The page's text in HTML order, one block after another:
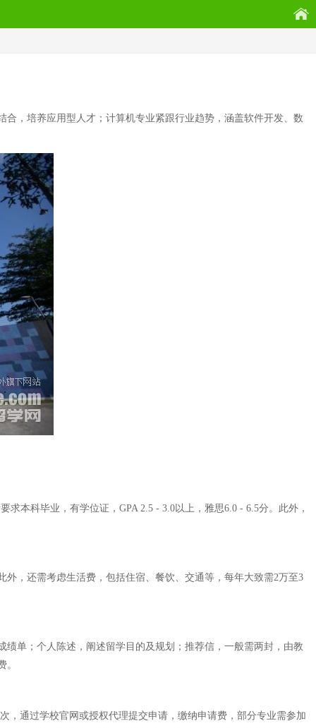
，培养应用型人才；计算机专业紧跟行业趋势，涵盖软件开发、数
本科毕业，有学位证，GPA 2.5 - 3.0以上，雅思6.0 - 6.5分。此外，
，还需考虑生活费，包括住宿、餐饮、交通等，每年大致需2万至3
单；个人陈述，阐述留学目的及规划；推荐信，一般需两封，由教
。
，通过学校官网或授权代理提交申请，缴纳申请费，部分专业需参加